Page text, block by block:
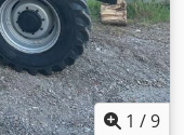
5.800
gewicht:
staat: zeer
Neem contact
1 /9